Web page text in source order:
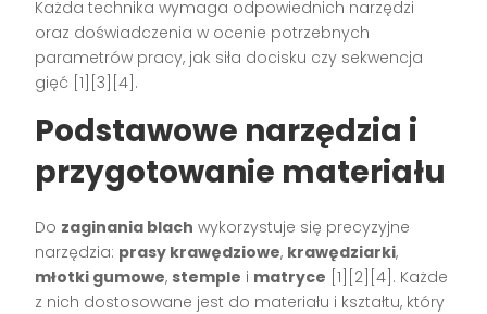
Każda technika wymaga odpowiednich narzędzi
oraz doświadczenia w ocenie potrzebnych
parametrów pracy, jak siła docisku czy sekwencja
gięć [1][3][4].
Podstawowe narzędzia i
przygotowanie materiału
Do zaginania blach wykorzystuje się precyzyjne
narzędzia: prasy krawędziowe, krawędziarki,
młotki gumowe, stemple i matryce [1][2][4]. Każde
z nich dostosowane jest do materiału i kształtu, który